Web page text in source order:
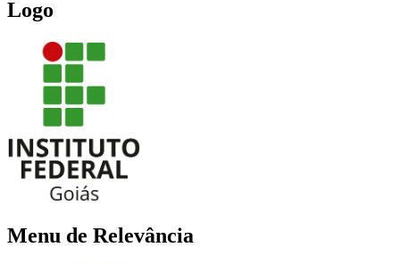
Logo
Menu de Relevância